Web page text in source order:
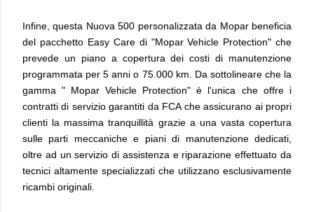
Infine, questa Nuova 500 personalizzata da Mopar beneficia
del pacchetto Easy Care di "Mopar Vehicle Protection" che
prevede un piano a copertura dei costi di manutenzione
programmata per 5 anni o 75.000 km. Da sottolineare che la
gamma " Mopar Vehicle Protection" è l'unica che offre i
contratti di servizio garantiti da FCA che assicurano ai propri
clienti la massima tranquillità grazie a una vasta copertura
sulle parti meccaniche e piani di manutenzione dedicati,
oltre ad un servizio di assistenza e riparazione effettuato da
tecnici altamente specializzati che utilizzano esclusivamente
ricambi originali.